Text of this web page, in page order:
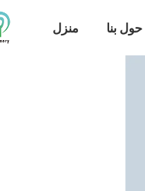
منزل حول بنا